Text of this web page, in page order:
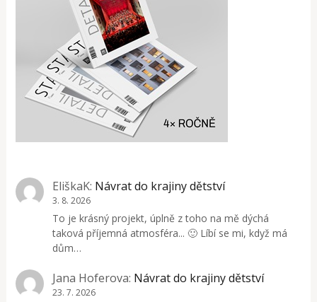
EliškaK: Návrat do krajiny dětství
3. 8. 2026
To je krásný projekt, úplně z toho na mě dýchá
taková příjemná atmosféra... 🙂 Líbí se mi, když má
dům…
Jana Hoferova: Návrat do krajiny dětství
23. 7. 2026